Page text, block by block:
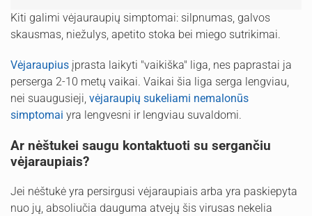
Kiti galimi vėjauraupių simptomai: silpnumas, galvos
skausmas, niežulys, apetito stoka bei miego sutrikimai.
Vėjaraupius įprasta laikyti "vaikiška" liga, nes paprastai ja
perserga 2-10 metų vaikai. Vaikai šia liga serga lengviau,
nei suaugusieji, vėjaraupių sukeliami nemalonūs
simptomai yra lengvesni ir lengviau suvaldomi.
Ar nėštukei saugu kontaktuoti su sergančiu
vėjaraupiais?
Jei nėštukė yra persirgusi vėjaraupiais arba yra paskiepyta
nuo jų, absoliučia dauguma atvejų šis virusas nekelia